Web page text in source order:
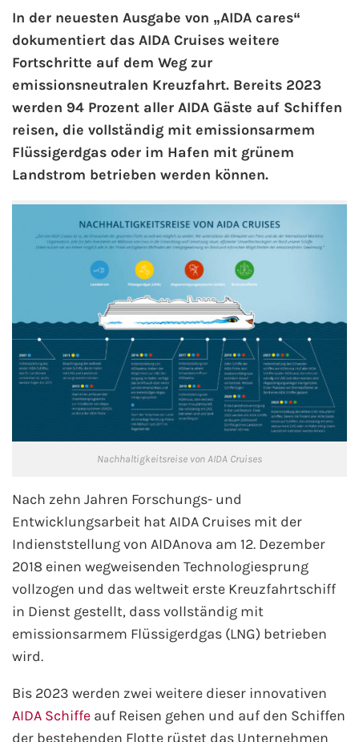
AIDA Kanaren & Madeira
AIDA Nordeuropa
AIDA Norwegen
AIDA Westeuropa
AIDA Ostsee
AIDA Orient
AIDA Adria
AIDA Nordamerika
AIDA Südostasien
AIDA Weltreisen
Mein Schiff Reiseziele
Mein Schiff Karibik
Mein Schiff Kanaren
Mein Schiff Norwegen
Mein Schiff Westeuropa
Mein Schiff Orient
In der neuesten Ausgabe von „AIDA cares“
dokumentiert das AIDA Cruises weitere
Fortschritte auf dem Weg zur
emissionsneutralen Kreuzfahrt. Bereits 2023
werden 94 Prozent aller AIDA Gäste auf Schiffen
reisen, die vollständig mit emissionsarmem
Flüssigerdgas oder im Hafen mit grünem
Landstrom betrieben werden können.
Nachhaltigkeitsreise von AIDA Cruises
Nach zehn Jahren Forschungs- und
Entwicklungsarbeit hat AIDA Cruises mit der
Indienststellung von AIDAnova am 12. Dezember
2018 einen wegweisenden Technologiesprung
vollzogen und das weltweit erste Kreuzfahrtschiff
in Dienst gestellt, dass vollständig mit
emissionsarmem Flüssigerdgas (LNG) betrieben
wird.
Bis 2023 werden zwei weitere dieser innovativen
AIDA Schiffe auf Reisen gehen und auf den Schiffen
der bestehenden Flotte rüstet das Unternehmen